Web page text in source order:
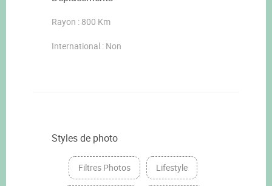
Rayon : 800 Km
International : Non
Styles de photo
Filtres Photos Lifestyle